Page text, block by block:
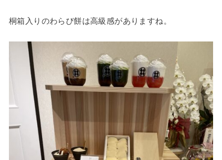
桐箱入りのわらび餅は高級感がありますね。